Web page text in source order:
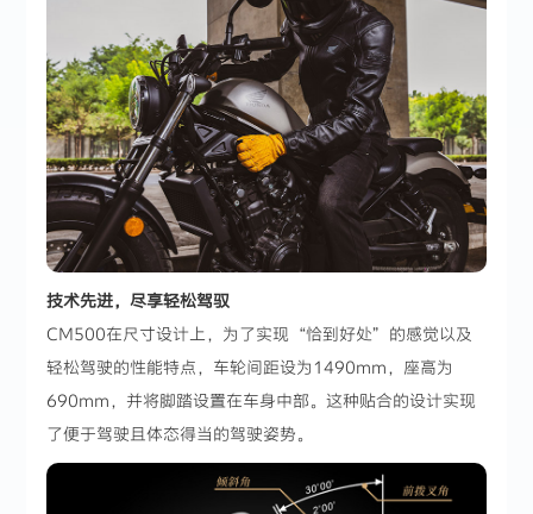
技术先进，尽享轻松驾驭
CM500在尺寸设计上，为了实现“恰到好处”的感觉以及
轻松驾驶的性能特点，车轮间距设为1490mm，座高为
690mm，并将脚踏设置在车身中部。这种贴合的设计实现
了便于驾驶且体态得当的驾驶姿势。